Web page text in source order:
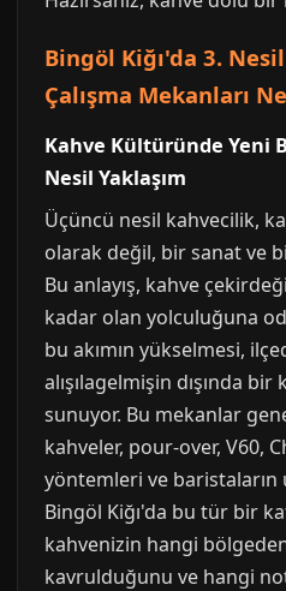
Bingöl Kiğı'da 3.
Çalışma Mekanları
Kahve Kültüründe Yeni
Nesil Yaklaşım
Üçüncü nesil kahvecilik,
olarak değil, bir sanat ve
Bu anlayış, kahve
kadar olan yolculuğuna
bu akımın yükselmesi,
alışılagelmişin dışında
sunuyor. Bu mekanlar
kahveler, pour-over, V60,
yöntemleri ve baristaların
Bingöl Kiğı'da bu tür bir
kahvenizin hangi
kavrulduğunu ve hangi